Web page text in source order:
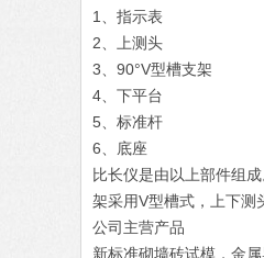
1、指示表
2、上测头
3、90°V型槽支架
4、下平台
5、标准杆
6、底座
比长仪是由以上部件组
架采用V型槽式，上下测
公司主营产品
新标准砌墙砖试模，金